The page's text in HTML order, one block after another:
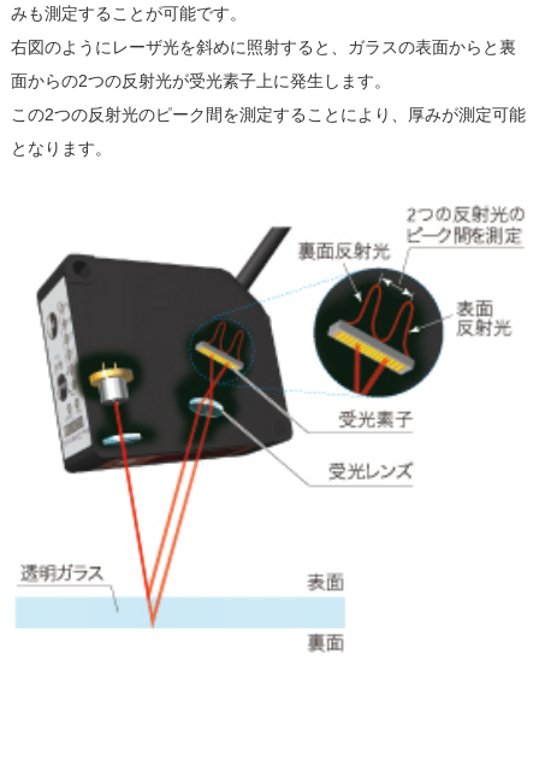
みも測定することが可能です。
右図のようにレーザ光を斜めに照射すると、ガラスの表面からと裏
面からの2つの反射光が受光素子上に発生します。
この2つの反射光のピーク間を測定することにより、厚みが測定可能
となります。